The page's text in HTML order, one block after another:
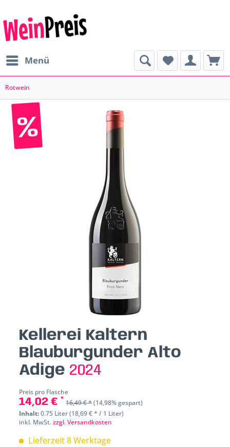
Menü
Rotwein
Kellerei Kaltern
Blauburgunder Alto
Adige 2024
Preis pro Flasche
14,02 € * 16,49 € *(14,98% gespart)
Inhalt:0.75 Liter (18,69 € * / 1 Liter)
inkl. MwSt.zzgl. Versandkosten
Lieferzeit 8 Werktage